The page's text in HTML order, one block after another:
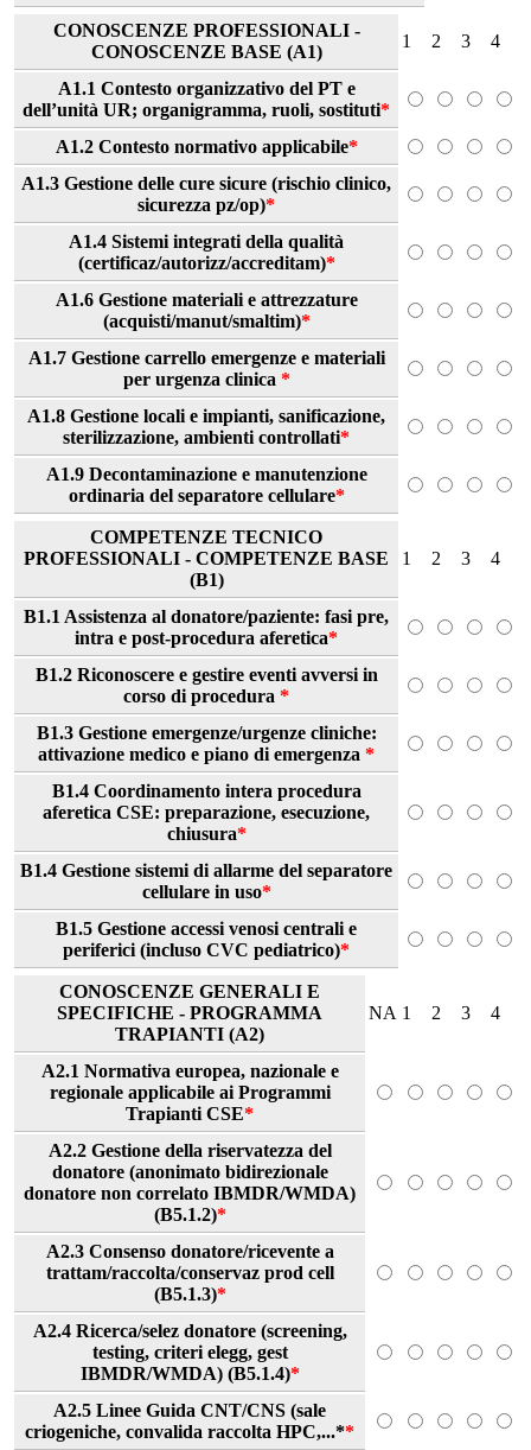
CONOSCENZE PROFESSIONALI -
CONOSCENZE BASE (A1)
1 2 3 4
A1.1 Contesto organizzativo del PT e
dell’unità UR; organigramma, ruoli, sostituti*
A1.2 Contesto normativo applicabile*
A1.3 Gestione delle cure sicure (rischio clinico,
sicurezza pz/op)*
A1.4 Sistemi integrati della qualità
(certificaz/autorizz/accreditam)*
A1.6 Gestione materiali e attrezzature
(acquisti/manut/smaltim)*
A1.7 Gestione carrello emergenze e materiali
per urgenza clinica *
A1.8 Gestione locali e impianti, sanificazione,
sterilizzazione, ambienti controllati*
A1.9 Decontaminazione e manutenzione
ordinaria del separatore cellulare*
COMPETENZE TECNICO
PROFESSIONALI - COMPETENZE BASE
(B1)
1 2 3 4
B1.1 Assistenza al donatore/paziente: fasi pre,
intra e post-procedura aferetica*
B1.2 Riconoscere e gestire eventi avversi in
corso di procedura *
B1.3 Gestione emergenze/urgenze cliniche:
attivazione medico e piano di emergenza *
B1.4 Coordinamento intera procedura
aferetica CSE: preparazione, esecuzione,
chiusura*
B1.4 Gestione sistemi di allarme del separatore
cellulare in uso*
B1.5 Gestione accessi venosi centrali e
periferici (incluso CVC pediatrico)*
CONOSCENZE GENERALI E
SPECIFICHE - PROGRAMMA
TRAPIANTI (A2)
NA 1 2 3 4
A2.1 Normativa europea, nazionale e
regionale applicabile ai Programmi
Trapianti CSE*
A2.2 Gestione della riservatezza del
donatore (anonimato bidirezionale
donatore non correlato IBMDR/WMDA)
(B5.1.2)*
A2.3 Consenso donatore/ricevente a
trattam/raccolta/conservaz prod cell
(B5.1.3)*
A2.4 Ricerca/selez donatore (screening,
testing, criteri elegg, gest
IBMDR/WMDA) (B5.1.4)*
A2.5 Linee Guida CNT/CNS (sale
criogeniche, convalida raccolta HPC,...**